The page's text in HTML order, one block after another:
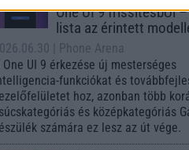
One UI 9 frissítésből
lista az érintett
| Phone Arena
One UI 9 érkezése új mesterséges
funkciókat és
hoz, azonban több
és középkategóriás
számára ez lesz az út vége.